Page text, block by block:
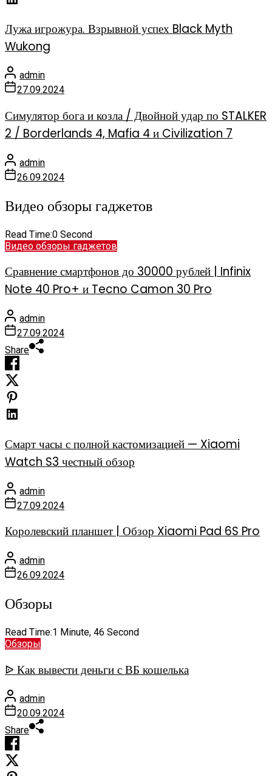
Лужа игрожура. Взрывной успех Black Myth
Wukong
admin
27.09.2024
Симулятор бога и козла / Двойной удар по STALKER
2 / Borderlands 4, Mafia 4 и Civilization 7
admin
26.09.2024
Видео обзоры гаджетов
Read Time:0 Second
Видео обзоры гаджетов
Сравнение смартфонов до 30000 рублей | Infinix
Note 40 Pro+ и Tecno Camon 30 Pro
admin
27.09.2024
Share
Смарт часы с полной кастомизацией — Xiaomi
Watch S3 честный обзор
admin
27.09.2024
Королевский планшет | Обзор Xiaomi Pad 6S Pro
admin
26.09.2024
Обзоры
Read Time:1 Minute, 46 Second
Обзоры
ᐉ Как вывести деньги с ВБ кошелька
admin
20.09.2024
Share